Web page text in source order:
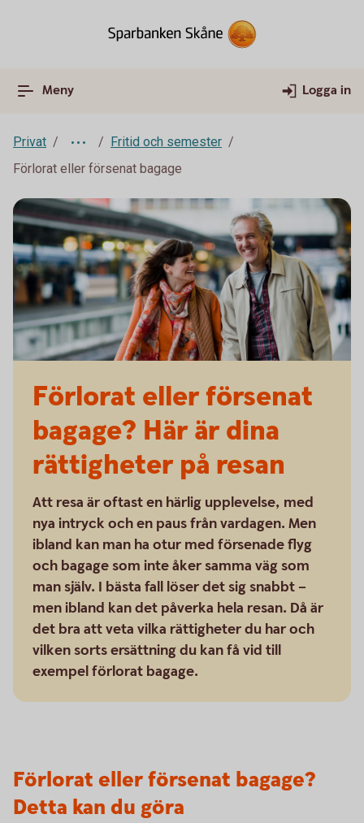
Meny Logga in
Privat
Fritid och semester
Förlorat eller försenat bagage
Förlorat eller försenat
bagage? Här är dina
rättigheter på resan
Att resa är oftast en härlig upplevelse, med
nya intryck och en paus från vardagen. Men
ibland kan man ha otur med försenade flyg
och bagage som inte åker samma väg som
man själv. I bästa fall löser det sig snabbt –
men ibland kan det påverka hela resan. Då är
det bra att veta vilka rättigheter du har och
vilken sorts ersättning du kan få vid till
exempel förlorat bagage.
Förlorat eller försenat bagage?
Detta kan du göra